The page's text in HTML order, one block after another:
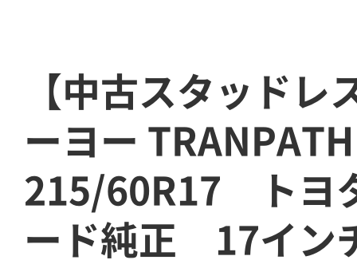
【中古スタッドレ
ーヨー
215/60R17 トヨ
ード純正 17イン